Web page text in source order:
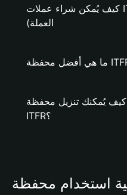
كيف يُمكن شراء عملات ITFR؟ (فقط لمشروع
العملة)
كيف يُمكنك تنزيل محفظة Bitget وإنشاء محفظة
ITFR؟